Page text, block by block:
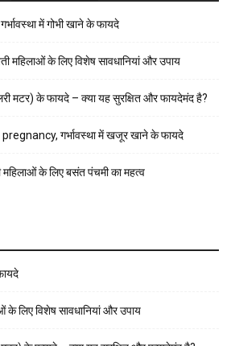
गर्भावस्था में गोभी खाने के फायदे
महिलाओं के लिए विशेष सावधानियां और उपाय
मटर) के फायदे – क्या यह सुरक्षित और फायदेमंद है?
गर्भावस्था में खजूर खाने के फायदे
महिलाओं के लिए बसंत पंचमी का महत्व
के लिए विशेष सावधानियां और उपाय